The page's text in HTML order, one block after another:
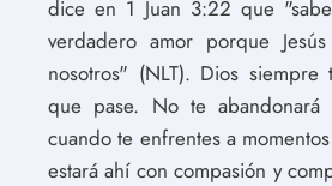
dice en 1 Juan 3:22 que
verdadero amor porque
nosotros" (NLT). Dios
que pase. No te
cuando te enfrentes a
estará ahí con compasión y